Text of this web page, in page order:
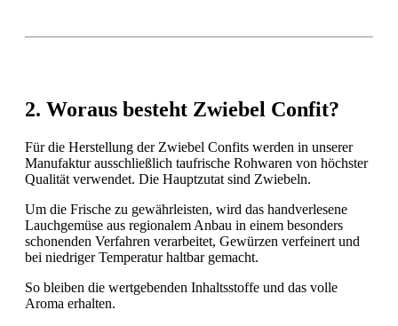
2. Woraus besteht Zwiebel Confit?
Für die Herstellung der Zwiebel Confits werden in unserer
Manufaktur ausschließlich taufrische Rohwaren von höchster
Qualität verwendet. Die Hauptzutat sind Zwiebeln.
Um die Frische zu gewährleisten, wird das handverlesene
Lauchgemüse aus regionalem Anbau in einem besonders
schonenden Verfahren verarbeitet, Gewürzen verfeinert und
bei niedriger Temperatur haltbar gemacht.
So bleiben die wertgebenden Inhaltsstoffe und das volle
Aroma erhalten.